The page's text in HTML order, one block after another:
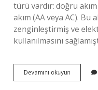
türü vardır: doğru
akım (AA veya AC). Bu
zenginleştirmiş ve
kullanılmasını
Devamını okuyun
Akımları